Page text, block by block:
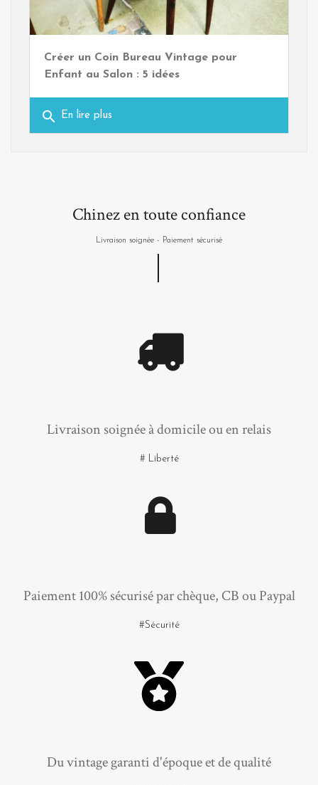
Créer un Coin Bureau Vintage pour
Enfant au Salon : 5 idées
search En lire plus
Chinez en toute confiance
Livraison soignée - Paiement sécurisé
Livraison soignée à domicile ou en relais
# Liberté
Paiement 100% sécurisé par chèque, CB ou Paypal
#Sécurité
Du vintage garanti d'époque et de qualité